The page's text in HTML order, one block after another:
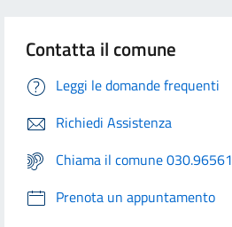
Contatta il comune
Leggi le domande frequenti
Richiedi Assistenza
Chiama il comune 030.96561
Prenota un appuntamento